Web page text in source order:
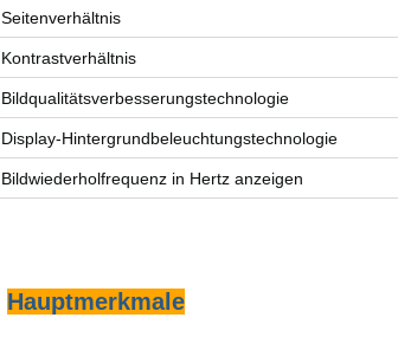
Seitenverhältnis
Kontrastverhältnis
Bildqualitätsverbesserungstechnologie
Display-Hintergrundbeleuchtungstechnologie
Bildwiederholfrequenz in Hertz anzeigen
Hauptmerkmale